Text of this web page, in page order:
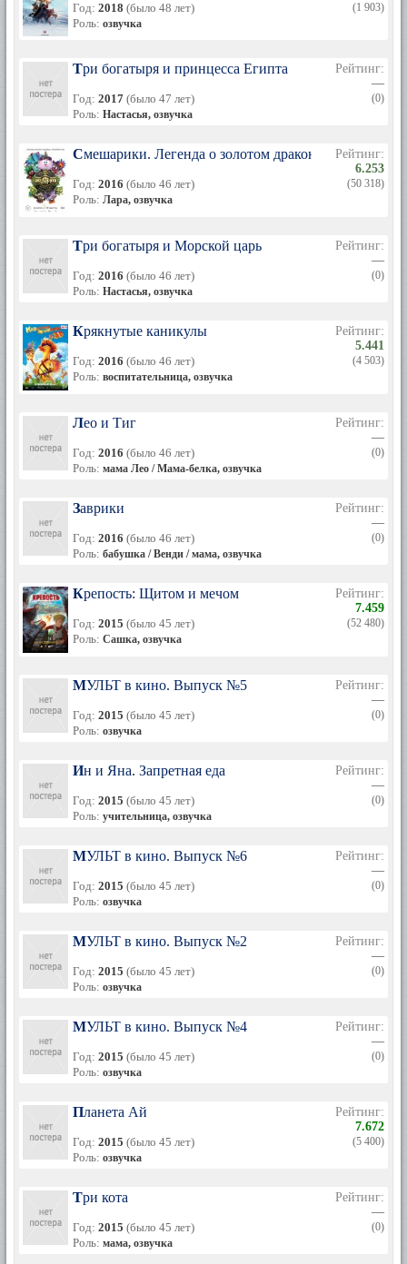
Год: 2018 (было 48 лет)
Роль: озвучка
(1 903)
Три богатыря и принцесса Египта
Год: 2017 (было 47 лет)
Роль: Настасья, озвучка
Рейтинг:
—
(0)
Смешарики. Легенда о золотом драконе
Год: 2016 (было 46 лет)
Роль: Лара, озвучка
Рейтинг:
6.253
(50 318)
Три богатыря и Морской царь
Год: 2016 (было 46 лет)
Роль: Настасья, озвучка
Рейтинг:
—
(0)
Крякнутые каникулы
Год: 2016 (было 46 лет)
Роль: воспитательница, озвучка
Рейтинг:
5.441
(4 503)
Лео и Тиг
Год: 2016 (было 46 лет)
Роль: мама Лео / Мама-белка, озвучка
Рейтинг:
—
(0)
Заврики
Год: 2016 (было 46 лет)
Роль: бабушка / Венди / мама, озвучка
Рейтинг:
—
(0)
Крепость: Щитом и мечом
Год: 2015 (было 45 лет)
Роль: Сашка, озвучка
Рейтинг:
7.459
(52 480)
МУЛЬТ в кино. Выпуск №5
Год: 2015 (было 45 лет)
Роль: озвучка
Рейтинг:
—
(0)
Ин и Яна. Запретная еда
Год: 2015 (было 45 лет)
Роль: учительница, озвучка
Рейтинг:
—
(0)
МУЛЬТ в кино. Выпуск №6
Год: 2015 (было 45 лет)
Роль: озвучка
Рейтинг:
—
(0)
МУЛЬТ в кино. Выпуск №2
Год: 2015 (было 45 лет)
Роль: озвучка
Рейтинг:
—
(0)
МУЛЬТ в кино. Выпуск №4
Год: 2015 (было 45 лет)
Роль: озвучка
Рейтинг:
—
(0)
Планета Ай
Год: 2015 (было 45 лет)
Роль: озвучка
Рейтинг:
7.672
(5 400)
Три кота
Год: 2015 (было 45 лет)
Роль: мама, озвучка
Рейтинг:
—
(0)